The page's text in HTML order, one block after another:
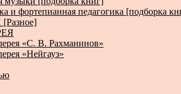
и фортепианная педагогика [подборка
«С. В. Рахманинов»
«Нейгауз»